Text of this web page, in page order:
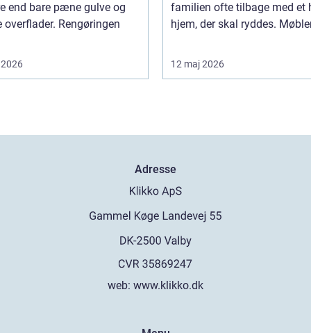
end bare pæne gulve og
overflader. Rengøringen
familien ofte tilbage med et
hjem, der skal ryddes.
12 maj 2026
Adresse
web: www.klikko.dk